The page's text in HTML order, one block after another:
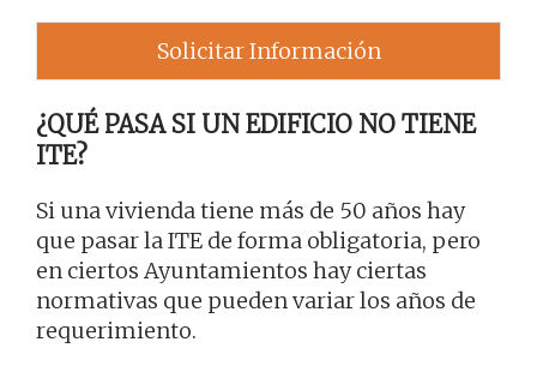
Solicitar Información
¿QUÉ PASA SI UN EDIFICIO NO TIENE
ITE?
Si una vivienda tiene más de 50 años hay
que pasar la ITE de forma obligatoria, pero
en ciertos Ayuntamientos hay ciertas
normativas que pueden variar los años de
requerimiento.